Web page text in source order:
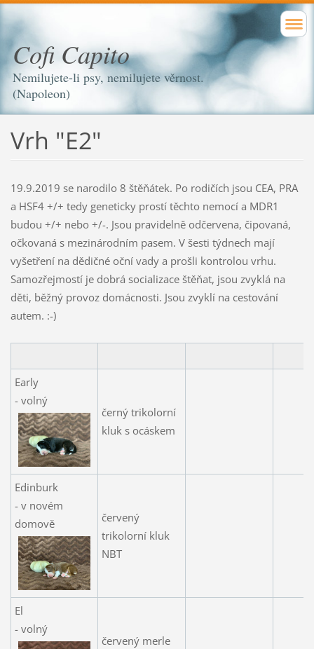
Cofi Capito
Nemilujete-li psy, nemilujete věrnost.
(Napoleon)
Vrh "E2"
19.9.2019 se narodilo 8 štěňátek. Po rodičích jsou CEA, PRA
a HSF4 +/+ tedy geneticky prostí těchto nemocí a MDR1
budou +/+ nebo +/-. Jsou pravidelně odčervena, čipovaná,
očkovaná s mezinárodním pasem. V šesti týdnech mají
vyšetření na dědičné oční vady a prošli kontrolou vrhu.
Samozřejmostí je dobrá socializace štěňat, jsou zvyklá na
děti, běžný provoz domácnosti. Jsou zvyklí na cestování
autem. :-)
Early
- volný
černý trikolorní
kluk s ocáskem
Edinburk
- v novém
domově
červený
trikolorní kluk
NBT
El
- volný
červený merle